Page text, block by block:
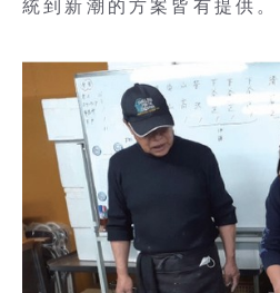
統到新潮的方案皆有提供。